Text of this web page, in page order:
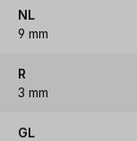
NL
9 mm
R
3 mm
GL